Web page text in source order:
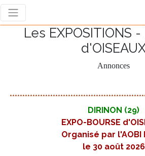
Les EXPOSITIONS -
Annonces
DIRINON (29)
EXPO-BOURSE
Organisé par l'AOBI
le 30 août 2026